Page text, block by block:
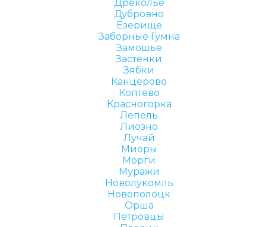
Дреколье
Дубровно
Езерище
Заборные Гумна
Замошье
Застенки
Зябки
Канцерово
Коптево
Красногорка
Лепель
Лиозно
Лучай
Миоры
Морги
Муражи
Новолукомль
Новополоцк
Орша
Петровцы